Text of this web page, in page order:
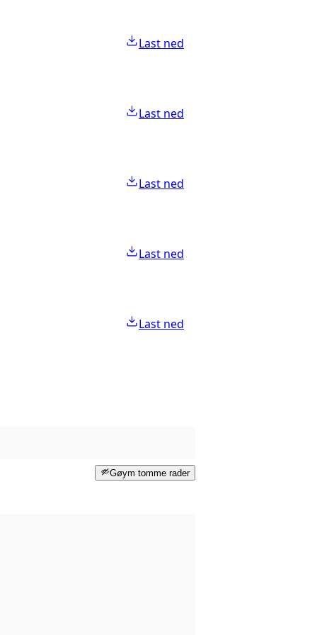
Last ned
Last ned
Last ned
Last ned
Last ned
Gøym tomme rader